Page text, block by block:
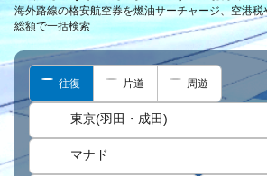
海外路線の格安航空券を燃油サーチャージ、空港
総額で一括検索
往復 片道 周遊
東京(羽田・成田)
マナド